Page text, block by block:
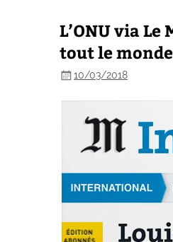
L’ONU via
tout le
10/03/2018